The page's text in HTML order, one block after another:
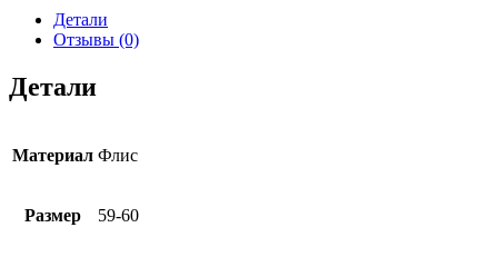
Детали
Отзывы (0)
Детали
Материал Флис
Размер 59-60